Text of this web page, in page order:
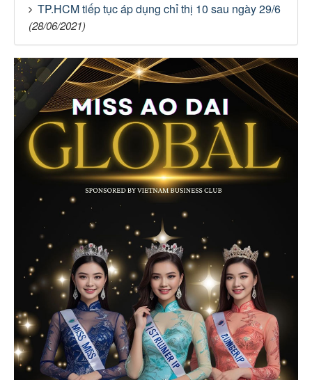
TP.HCM tiếp tục áp dụng chỉ thị 10 sau ngày 29/6
(28/06/2021)